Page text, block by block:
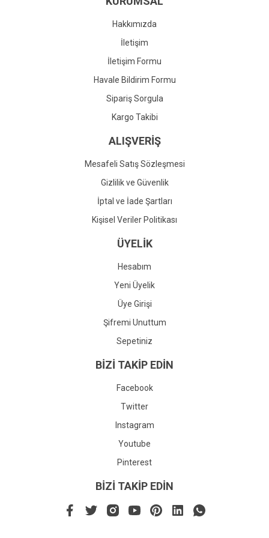
Gönder
Hakkımızda
İletişim
İletişim Formu
Havale Bildirim Formu
Sipariş Sorgula
Kargo Takibi
ALIŞVERİŞ
Mesafeli Satış Sözleşmesi
Gizlilik ve Güvenlik
İptal ve İade Şartları
Kişisel Veriler Politikası
ÜYELİK
Hesabım
Yeni Üyelik
Üye Girişi
Şifremi Unuttum
Sepetiniz
BİZİ TAKİP EDİN
Facebook
Twitter
Instagram
Youtube
Pinterest
BİZİ TAKİP EDİN